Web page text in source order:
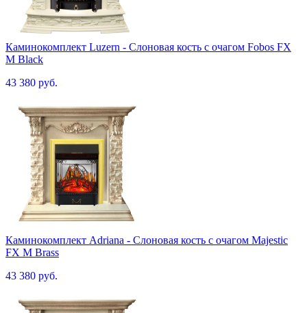
Каминокомплект Luzern - Слоновая кость с очагом Fobos FX
M Black
43 380 руб.
Каминокомплект Adriana - Cлоновая кость с очагом Majestic
FX M Brass
43 380 руб.